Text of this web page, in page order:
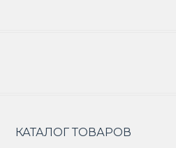
КАТАЛОГ ТОВАРОВ